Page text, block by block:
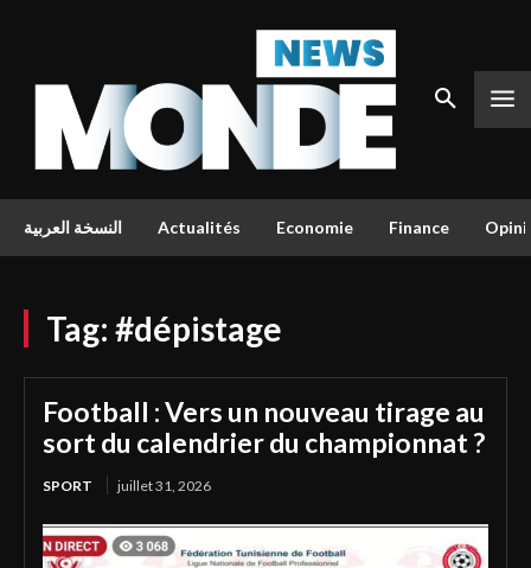
النسخة العربية Actualités Economie Finance
Tag: #dépistage
Football : Vers un nouveau tirage au
sort du calendrier du championnat ?
SPORT juillet 31, 2026